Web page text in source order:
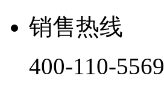
销售热线
400-110-5569